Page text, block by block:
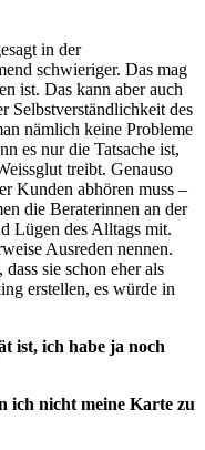
in der
schwieriger. Das mag
ist. Das kann aber auch
Selbstverständlichkeit des
nämlich keine Probleme
es nur die Tatsache ist,
treibt. Genauso
Kunden abhören muss –
die Beraterinnen an der
Lügen des Alltags mit.
Ausreden nennen.
sie schon eher als
erstellen, es würde in
ist, ich habe ja noch
ich nicht meine Karte zu